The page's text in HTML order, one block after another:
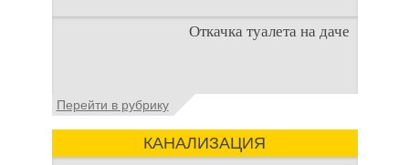
Туалеты для дачи – это
устройства, с которых
дачного участка,
Откачка туалета на даче
Туалет на даче – это
которая изначально
строится на дачном
Перейти в рубрику
КАНАЛИЗАЦИЯ